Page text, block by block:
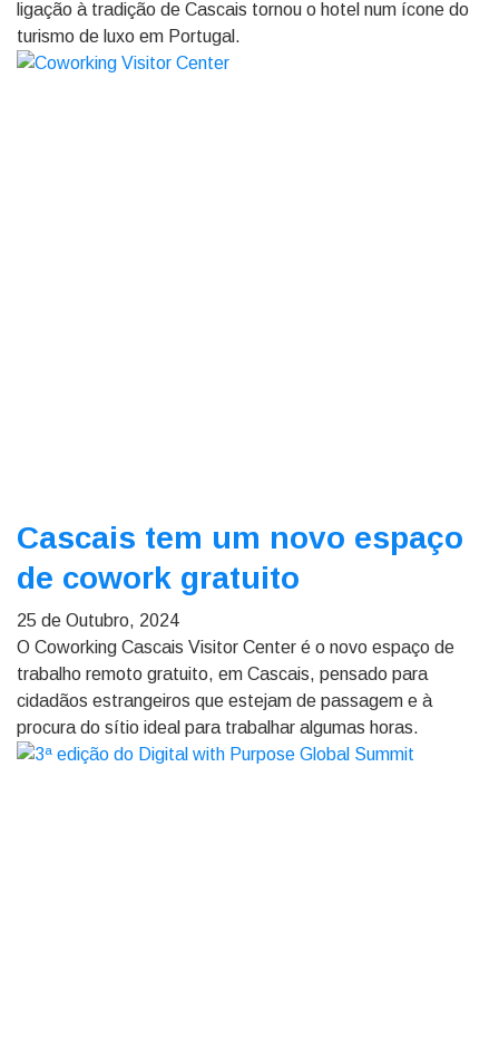
ligação à tradição de Cascais tornou o hotel num ícone do
turismo de luxo em Portugal.
Cascais tem um novo espaço
de cowork gratuito
25 de Outubro, 2024
O Coworking Cascais Visitor Center é o novo espaço de
trabalho remoto gratuito, em Cascais, pensado para
cidadãos estrangeiros que estejam de passagem e à
procura do sítio ideal para trabalhar algumas horas.